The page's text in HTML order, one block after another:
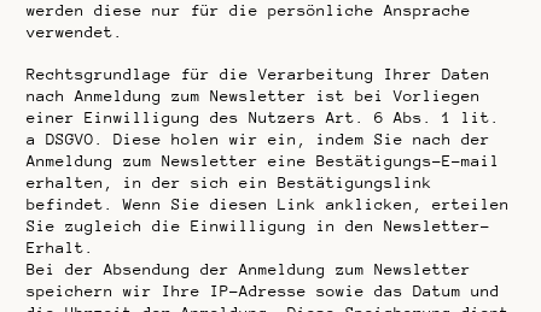
werden diese nur für die persönliche Ansprache
verwendet.
Rechtsgrundlage für die Verarbeitung Ihrer Daten
nach Anmeldung zum Newsletter ist bei Vorliegen
einer Einwilligung des Nutzers Art. 6 Abs. 1 lit.
a DSGVO. Diese holen wir ein, indem Sie nach der
Anmeldung zum Newsletter eine Bestätigungs-E-mail
erhalten, in der sich ein Bestätigungslink
befindet. Wenn Sie diesen Link anklicken, erteilen
Sie zugleich die Einwilligung in den Newsletter-
Erhalt.
Bei der Absendung der Anmeldung zum Newsletter
speichern wir Ihre IP-Adresse sowie das Datum und